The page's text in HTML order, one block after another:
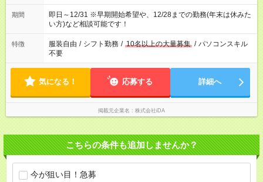
期間
即日～12/31 ※早期開始希望や、12/28までの勤務(年末は休みた
い方)など相談可能です！
特徴 服装自由 / シフト勤務 / 10名以上の大量募集 / パソコンスキル
不要
気になる！ 応募する 詳細へ
掲載元企業名 株式会社iDA
こちらの条件も追加しませんか？
今が狙い目！急募